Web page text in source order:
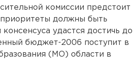
комиссии предстоит
должны быть
удастся достичь до
бюджет-2006 поступит в
(МО) области в